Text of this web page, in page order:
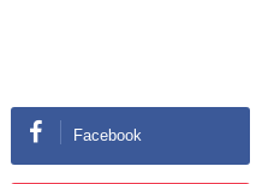
Facebook